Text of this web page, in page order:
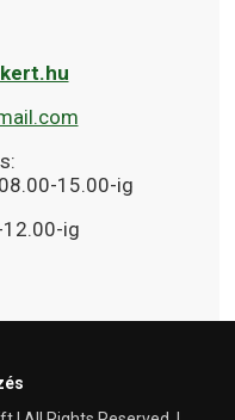
15.00-ig
12.00-ig